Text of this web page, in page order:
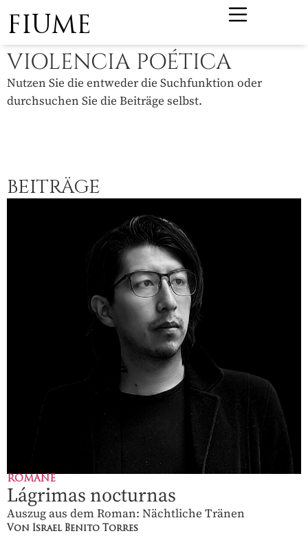
FIUME
VIOLENCIA POÉTICA
Nutzen Sie die entweder die Suchfunktion oder
durchsuchen Sie die Beiträge selbst.
BEITRÄGE
ROMANE
Lágrimas nocturnas
Auszug aus dem Roman: Nächtliche Tränen
Von Israel Benito Torres